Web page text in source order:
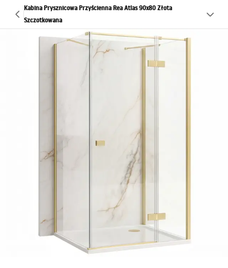
Kabina Prysznicowa Przyścienna Rea Atlas 90x80 Złota
Szczotkowana